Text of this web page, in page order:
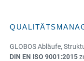
GLOBOS Abläufe,
DIN EN ISO 9001:2015